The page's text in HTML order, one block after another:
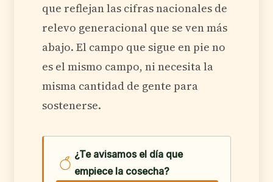
que reflejan las cifras nacionales de
relevo generacional que se ven más
abajo. El campo que sigue en pie no
es el mismo campo, ni necesita la
misma cantidad de gente para
sostenerse.
¿Te avisamos el día que
empiece la cosecha?